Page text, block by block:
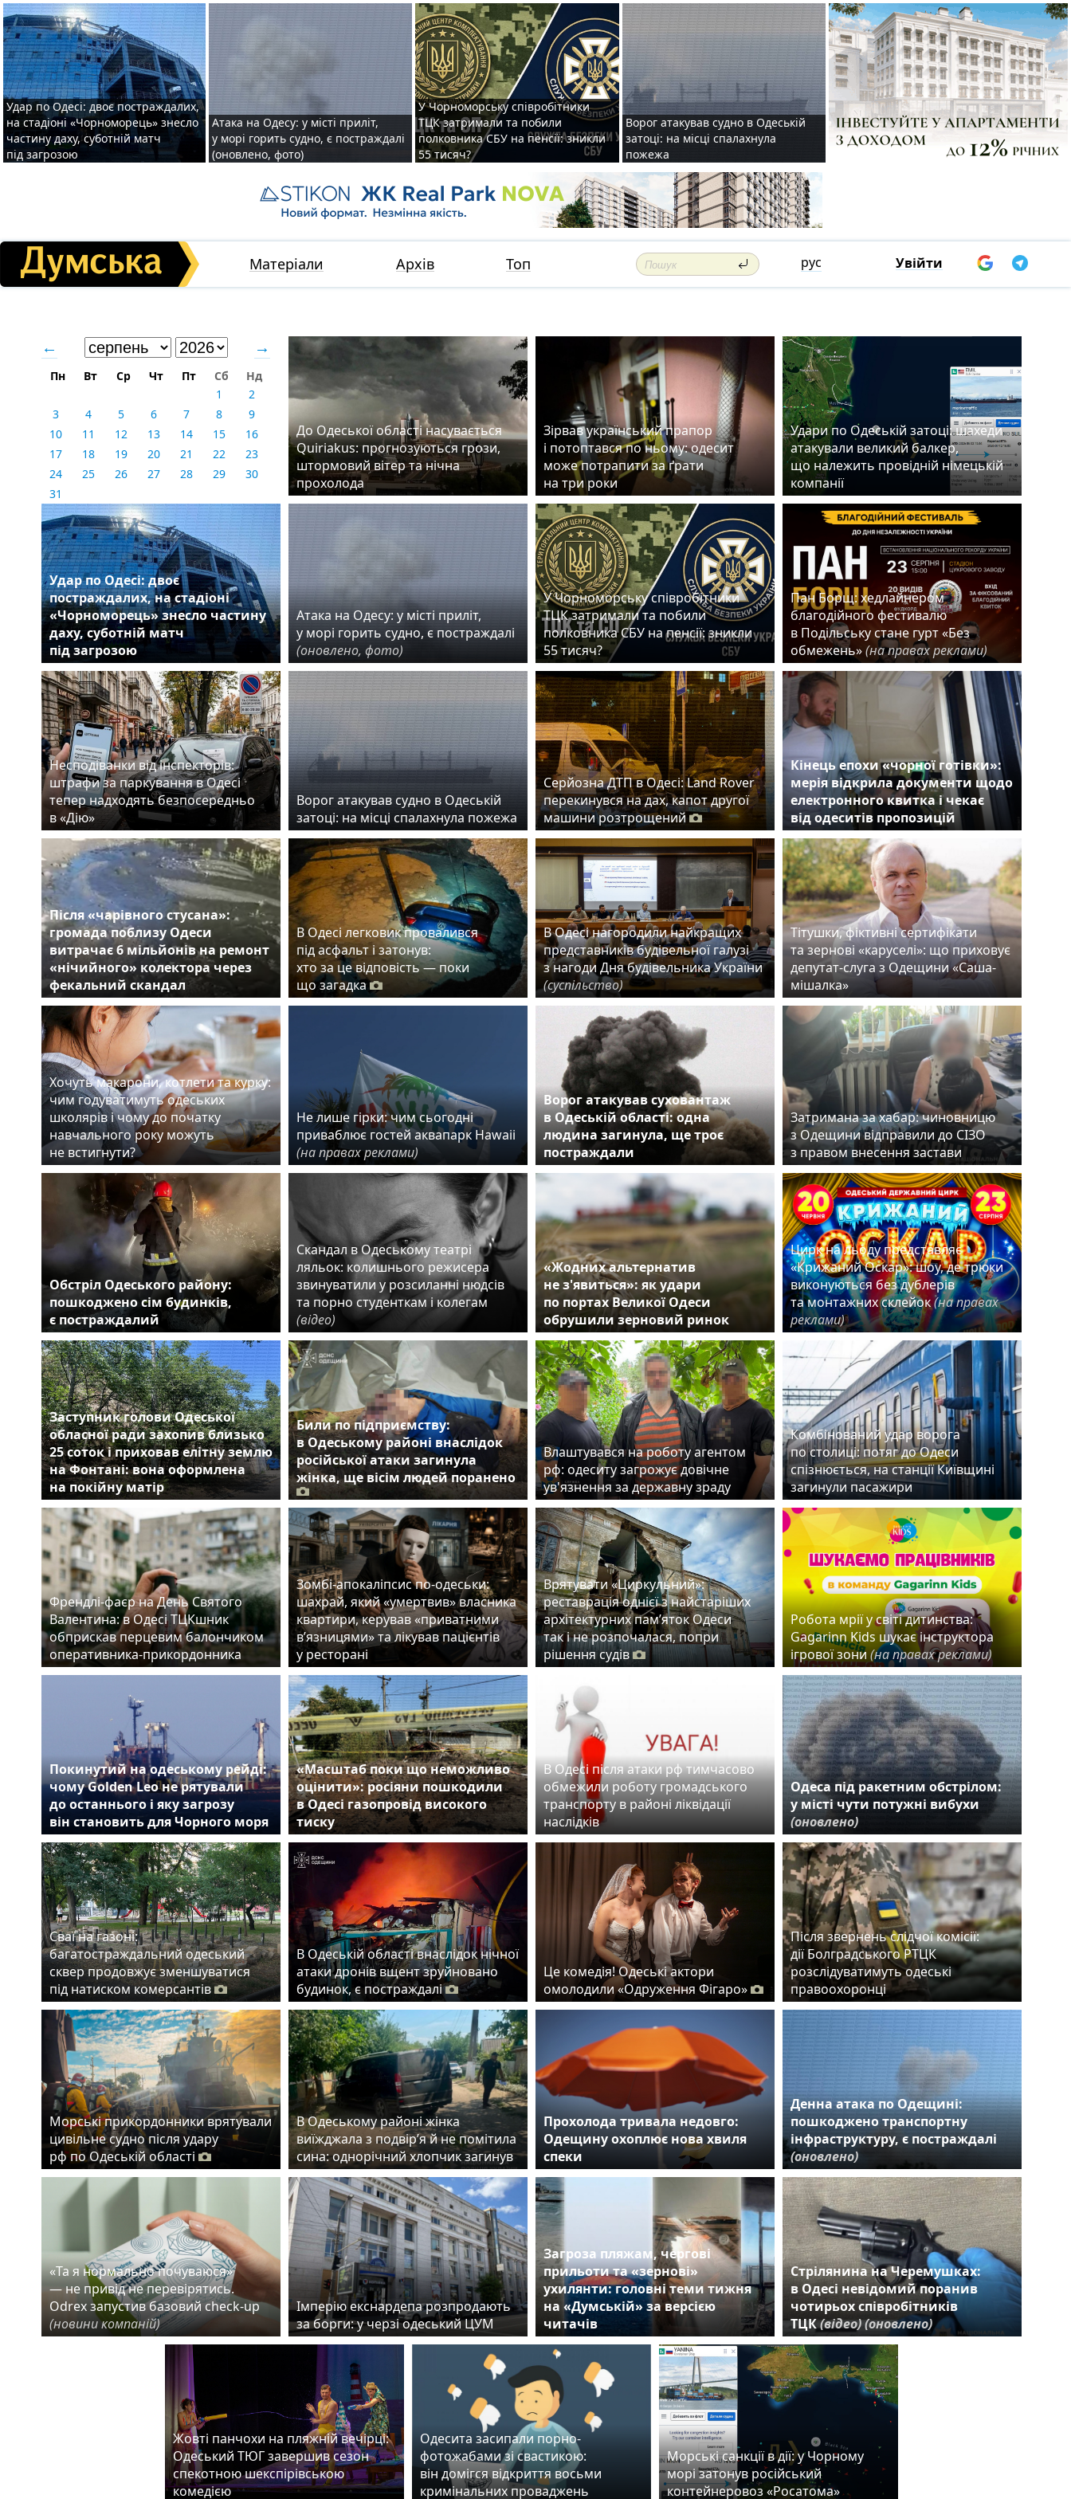
Удар по Одесі: двоє постраждалих,
на стадіоні «Чорноморець» знесло
частину даху, суботній матч
під загрозою
Атака на Одесу: у місті приліт,
у морі горить судно, є постраждалі
(оновлено, фото)
У Чорноморську співробітники
ТЦК затримали та побили
полковника СБУ на пенсії: зникли
55 тисяч?
Ворог атакував судно в Одеській
затоці: на місці спалахнула
пожежа
Матеріали Архів Топ рус Увійти
← →
Пн Вт Ср Чт Пт Сб
Нд
1
2
3
4 5 6 7 8
9
10
11 12 13 14 15
16
17
18 19 20 21 22
23
24
25 26 27 28 29
30
31
До Одеської області насувається
Quiriakus: прогнозуються грози,
штормовий вітер та нічна
прохолода
Зірвав український прапор
і потоптався по ньому: одесит
може потрапити за ґрати
на три роки
Удари по Одеській затоці: шахеди
атакували великий балкер,
що належить провідній німецькій
компанії
Удар по Одесі: двоє
постраждалих, на стадіоні
«Чорноморець» знесло частину
даху, суботній матч
під загрозою
Атака на Одесу: у місті приліт,
у морі горить судно, є постраждалі
(оновлено, фото)
У Чорноморську співробітники
ТЦК затримали та побили
полковника СБУ на пенсії: зникли
55 тисяч?
Пан Борщ: хедлайнером
благодійного фестивалю
в Подільську стане гурт «Без
обмежень»(на правах реклами)
Несподіванки від інспекторів:
штрафи за паркування в Одесі
тепер надходять безпосередньо
в «Дію»
Ворог атакував судно в Одеській
затоці: на місці спалахнула пожежа
Серйозна ДТП в Одесі: Land Rover
перекинувся на дах, капот другої
машини розтрощений
Кінець епохи «чорної готівки»:
мерія відкрила документи щодо
електронного квитка і чекає
від одеситів пропозицій
Після «чарівного стусана»:
громада поблизу Одеси
витрачає 6 мільйонів на ремонт
«нічийного» колектора через
фекальний скандал
В Одесі легковик провалився
під асфальт і затонув:
хто за це відповість — поки
що загадка
В Одесі нагородили найкращих
представників будівельної галузі
з нагоди Дня будівельника України
(суспільство)
Тітушки, фіктивні сертифікати
та зернові «каруселі»: що приховує
депутат-слуга з Одещини «Саша-
мішалка»
Хочуть макарони, котлети та курку:
чим годуватимуть одеських
школярів і чому до початку
навчального року можуть
не встигнути?
Не лише гірки: чим сьогодні
приваблює гостей аквапарк Hawaii
(на правах реклами)
Ворог атакував суховантаж
в Одеській області: одна
людина загинула, ще троє
постраждали
Затримана за хабар: чиновницю
з Одещини відправили до СІЗО
з правом внесення застави
Обстріл Одеського району:
пошкоджено сім будинків,
є постраждалий
Скандал в Одеському театрі
ляльок: колишнього режисера
звинуватили у розсиланні нюдсів
та порно студенткам і колегам
(відео)
«Жодних альтернатив
не з'явиться»: як удари
по портах Великої Одеси
обрушили зерновий ринок
Цирк на льоду представляє
«Крижаний Оскар»: шоу, де трюки
виконуються без дублерів
та монтажних склейок(на правах
реклами)
Заступник голови Одеської
обласної ради захопив близько
25 соток і приховав елітну землю
на Фонтані: вона оформлена
на покійну матір
Били по підприємству:
в Одеському районі внаслідок
російської атаки загинула
жінка, ще вісім людей поранено
Влаштувався на роботу агентом
рф: одеситу загрожує довічне
ув'язнення за державну зраду
Комбінований удар ворога
по столиці: потяг до Одеси
спізнюється, на станції Київщині
загинули пасажири
Френдлі-фаєр на День Святого
Валентина: в Одесі ТЦКшник
обприскав перцевим балончиком
оперативника-прикордонника
Зомбі-апокаліпсис по-одеськи:
шахрай, який «умертвив» власника
квартири, керував «приватними
в’язницями» та лікував пацієнтів
у ресторані
Врятувати «Циркульний»:
реставрація однієї з найстаріших
архітектурних пам’яток Одеси
так і не розпочалася, попри
рішення судів
Робота мрії у світі дитинства:
Gagarinn Kids шукає інструктора
ігрової зони(на правах реклами)
Покинутий на одеському рейді:
чому Golden Leo не рятували
до останнього і яку загрозу
він становить для Чорного моря
«Масштаб поки що неможливо
оцінити»: росіяни пошкодили
в Одесі газопровід високого
тиску
В Одесі після атаки рф тимчасово
обмежили роботу громадського
транспорту в районі ліквідації
наслідків
Одеса під ракетним обстрілом:
у місті чути потужні вибухи
(оновлено)
Сваї на газоні:
багатостраждальний одеський
сквер продовжує зменшуватися
під натиском комерсантів
В Одеській області внаслідок нічної
атаки дронів вщент зруйновано
будинок, є постраждалі
Це комедія! Одеські актори
омолодили «Одруження Фігаро»
Після звернень слідчої комісії:
дії Болградського РТЦК
розслідуватимуть одеські
правоохоронці
Морські прикордонники врятували
цивільне судно після удару
рф по Одеській області
В Одеському районі жінка
виїжджала з подвір’я й не помітила
сина: однорічний хлопчик загинув
Прохолода тривала недовго:
Одещину охоплює нова хвиля
спеки
Денна атака по Одещині:
пошкоджено транспортну
інфраструктуру, є постраждалі
(оновлено)
«Та я нормально почуваюся»
— не привід не перевірятись.
Odrex запустив базовий check-up
(новини компаній)
Імперію екснардепа розпродають
за борги: у черзі одеський ЦУМ
Загроза пляжам, чергові
прильоти та «зернові»
ухилянти: головні теми тижня
на «Думській» за версією
читачів
Стрілянина на Черемушках:
в Одесі невідомий поранив
чотирьох співробітників
ТЦК(відео)(оновлено)
Жовті панчохи на пляжній вечірці:
Одеський ТЮГ завершив сезон
спекотною шекспірівською
комедією
Одесита засипали порно-
фотожабами зі свастикою:
він домігся відкриття восьми
кримінальних проваджень
Морські санкції в дії: у Чорному
морі затонув російський
контейнеровоз «Росатома»